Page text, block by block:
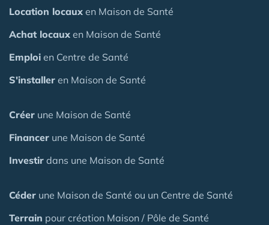
Location locaux en Maison de Santé
Achat locaux en Maison de Santé
Emploi en Centre de Santé
S'installer en Maison de Santé
Créer une Maison de Santé
Financer une Maison de Santé
Investir dans une Maison de Santé
Céder une Maison de Santé ou un Centre de Santé
Terrain pour création Maison / Pôle de Santé